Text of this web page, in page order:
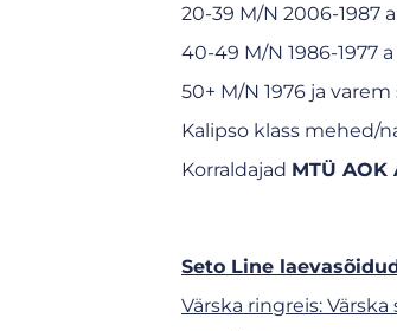
20-39 M/N 2006-1987
40-49 M/N 1986-1977
50+ M/N 1976 ja
Kalipso klass mehed/
Korraldajad MTÜ AOK
Seto Line
Värska ringreis: